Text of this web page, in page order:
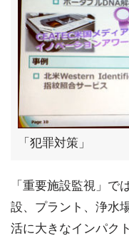
「犯罪対策」
「重要施設監視」で
設、プラント、浄水
活に大きなインパク